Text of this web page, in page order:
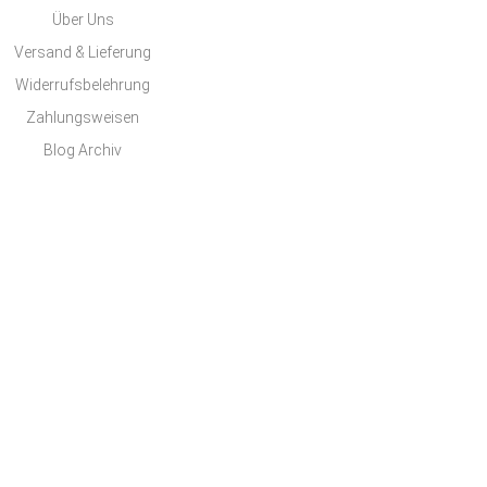
Über Uns
Versand & Lieferung
Widerrufsbelehrung
Zahlungsweisen
Blog Archiv